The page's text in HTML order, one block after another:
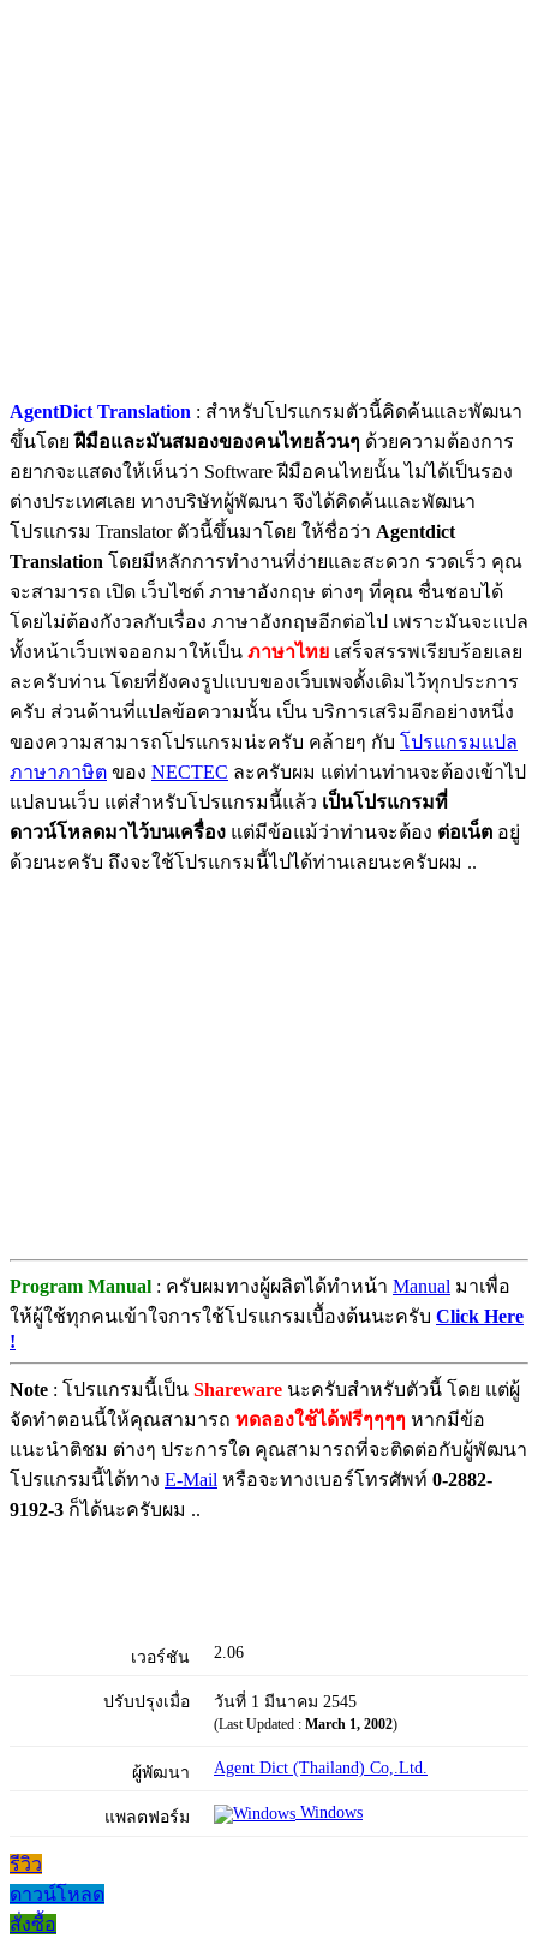
AgentDict Translation : สำหรับโปรแกรมตัวนี้คิดค้นและพัฒนา
ขึ้นโดยฝีมือและมันสมองของคนไทยล้วนๆ ด้วยความต้องการ
อยากจะแสดงให้เห็นว่า Software ฝีมือคนไทยนั้น ไม่ได้เป็นรอง
ต่างประเทศเลย ทางบริษัทผู้พัฒนา จึงได้คิดค้นและพัฒนา
โปรแกรม Translator ตัวนี้ขึ้นมาโดย ให้ชื่อว่า Agentdict
Translation โดยมีหลักการทำงานที่ง่ายและสะดวก รวดเร็ว คุณ
จะสามารถ เปิด เว็บไซต์ ภาษาอังกฤษ ต่างๆ ที่คุณ ชื่นชอบได้
โดยไม่ต้องกังวลกับเรื่อง ภาษาอังกฤษอีกต่อไป เพราะมันจะแปล
ทั้งหน้าเว็บเพจออกมาให้เป็น ภาษาไทย เสร็จสรรพเรียบร้อยเลย
ละครับท่าน โดยที่ยังคงรูปแบบของเว็บเพจดั้งเดิมไว้ทุกประการ
ครับ ส่วนด้านที่แปลข้อความนั้น เป็น บริการเสริมอีกอย่างหนึ่ง
ของความสามารถโปรแกรมน่ะครับ คล้ายๆ กับ โปรแกรมแปล
ภาษาภาษิต ของ NECTEC ละครับผม แต่ท่านท่านจะต้องเข้าไป
แปลบนเว็บ แต่สำหรับโปรแกรมนี้แล้ว เป็นโปรแกรมที่
ดาวน์โหลดมาไว้บนเครื่อง แต่มีข้อแม้ว่าท่านจะต้อง ต่อเน็ต อยู่
ด้วยนะครับ ถึงจะใช้โปรแกรมนี้ไปได้ท่านเลยนะครับผม ..
Program Manual : ครับผมทางผู้ผลิตได้ทำหน้า Manual มาเพื่อ
ให้ผู้ใช้ทุกคนเข้าใจการใช้โปรแกรมเบื้องต้นนะครับ Click Here
!
Note : โปรแกรมนี้เป็น Shareware นะครับสำหรับตัวนี้ โดย แต่ผู้
จัดทำตอนนี้ให้คุณสามารถ ทดลองใช้ได้ฟรีๆๆๆๆ หากมีข้อ
แนะนำติชม ต่างๆ ประการใด คุณสามารถที่จะติดต่อกับผู้พัฒนา
โปรแกรมนี้ได้ทาง E-Mail หรือจะทางเบอร์โทรศัพท์ 0-2882-
9192-3 ก็ได้นะครับผม ..
เวอร์ชัน 2.06
ปรับปรุงเมื่อ วันที่ 1 มีนาคม 2545
(Last Updated : March 1, 2002)
ผู้พัฒนา Agent Dict (Thailand) Co,.Ltd.
แพลตฟอร์ม Windows
รีวิว
ดาวน์โหลด
สั่งซื้อ